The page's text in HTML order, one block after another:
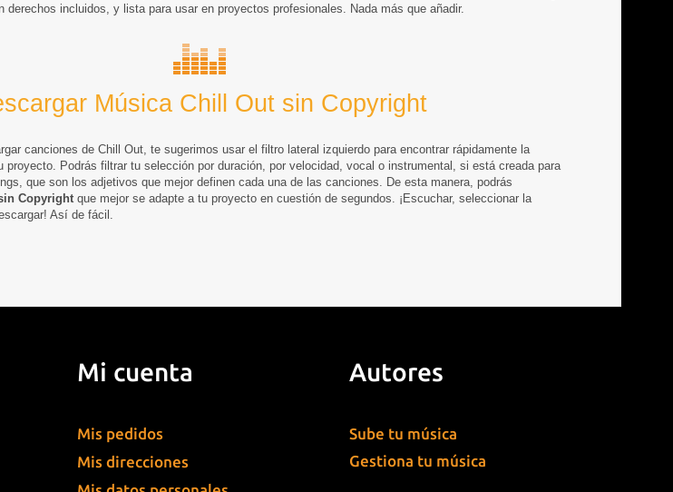
derechos incluidos, y lista para usar en proyectos profesionales. Nada más que añadir.
Música Chill Out sin Copyright
canciones de Chill Out, te sugerimos usar el filtro lateral izquierdo para encontrar rápidamente la
proyecto. Podrás filtrar tu selección por duración, por velocidad, vocal o instrumental, si está creada para
que son los adjetivos que mejor definen cada una de las canciones. De esta manera, podrás
Copyright que mejor se adapte a tu proyecto en cuestión de segundos. ¡Escuchar, seleccionar la
Así de fácil.
Mi cuenta
Mis pedidos
Mis direcciones
Autores
Sube tu música
Gestiona tu música